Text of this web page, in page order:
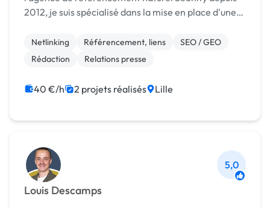
2012, je suis spécialisé dans la mise en place d'une
Optimisez la présence de votre site dans le...
Netlinking Référencement, liens
SEO / GEO
Rédaction
Relations presse
40 €/h 2 projets réalisés Lille
Louis Descamps
5,0